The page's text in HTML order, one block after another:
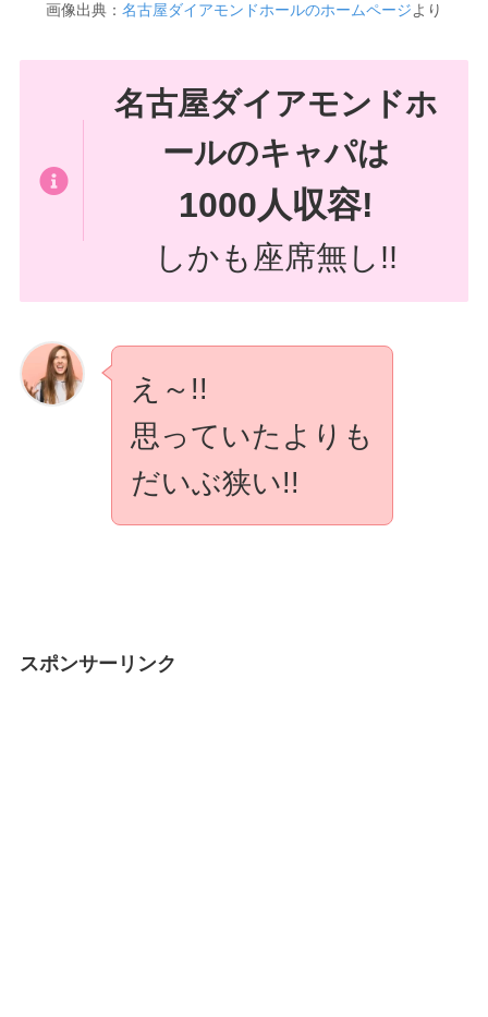
画像出典： 名古屋ダイアモンドホールのホームページより
名古屋ダイアモンドホ
ールのキャパは
1000人収容!
しかも座席無し!!
え～!!
思っていたよりも
だいぶ狭い!!
スポンサーリンク